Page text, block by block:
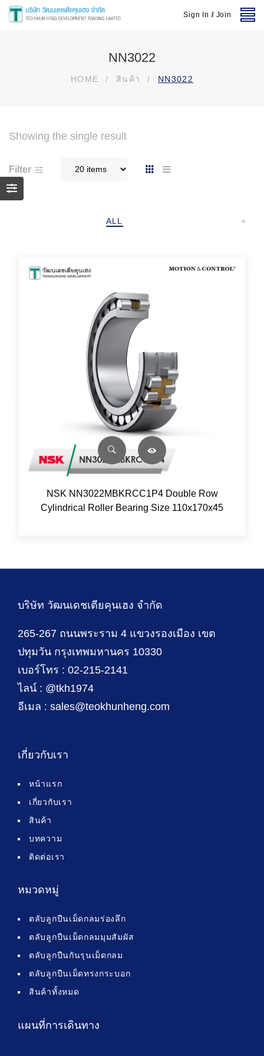
Sign In / Join
NN3022
HOME / สินค้า / NN3022
Showing the single result
Filter
ALL +
NSK NN3022MBKRCC1P4 Double Row
Cylindrical Roller Bearing Size 110x170x45
บริษัท วัฒนเดชเตียคุนเฮง จำกัด
265-267 ถนนพระราม 4 แขวงรองเมือง เขต
ปทุมวัน กรุงเทพมหานคร 10330
เบอร์โทร : 02-215-2141
ไลน์ : @tkh1974
อีเมล : sales@teokhunheng.com
เกี่ยวกับเรา
หน้าแรก
เกี่ยวกับเรา
สินค้า
บทความ
ติดต่อเรา
หมวดหมู่
ตลับลูกปืนเม็ดกลมร่องลึก
ตลับลูกปืนเม็ดกลมมุมสัมผัส
ตลับลูกปืนกันรุนเม็ดกลม
ตลับลูกปืนเม็ดทรงกระบอก
สินค้าทั้งหมด
แผนที่การเดินทาง